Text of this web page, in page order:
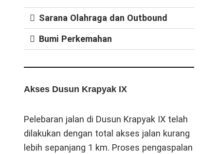
Sarana Olahraga dan Outbound
Bumi Perkemahan
Akses Dusun Krapyak IX
Pelebaran jalan di Dusun Krapyak IX telah
dilakukan dengan total akses jalan kurang
lebih sepanjang 1 km. Proses pengaspalan